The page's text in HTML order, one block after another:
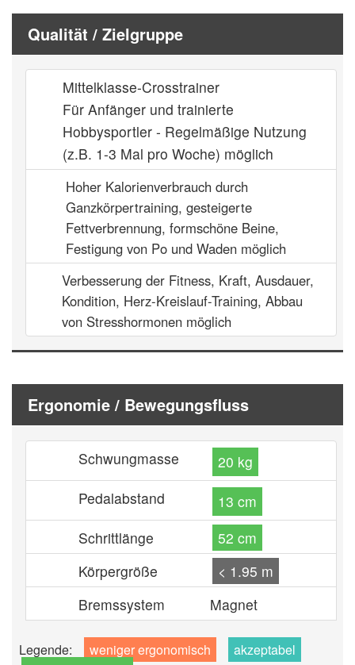
Qualität / Zielgruppe
Mittelklasse-Crosstrainer
Für Anfänger und trainierte
Hobbysportler - Regelmäßige Nutzung
(z.B. 1-3 Mal pro Woche) möglich
Hoher Kalorienverbrauch durch
Ganzkörpertraining, gesteigerte
Fettverbrennung, formschöne Beine,
Festigung von Po und Waden möglich
Verbesserung der Fitness, Kraft, Ausdauer,
Kondition, Herz-Kreislauf-Training, Abbau
von Stresshormonen möglich
Ergonomie / Bewegungsfluss
Schwungmasse
20 kg
Pedalabstand
13 cm
Schrittlänge
52 cm
Körpergröße
< 1.95 m
Bremssystem
Magnet
Legende: weniger ergonomisch
akzeptabel